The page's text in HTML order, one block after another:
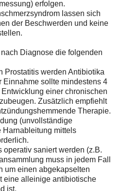
erfolgen.
lassen sich
der Beschwerden und keine
Diagnose die folgenden
Prostatitis werden Antibiotika
Einnahme sollte mindestens 4
einer chronischen
Zusätzlich empfiehlt
Therapie.
(unvollständige
Harnableitung mittels
operativ saniert werden (z.B.
muss in jedem Fall
um einen abgekapselten
eine alleinige antibiotische
ist.